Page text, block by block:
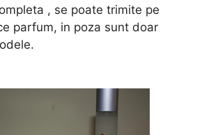
, se poate trimite pe
parfum, in poza sunt doar